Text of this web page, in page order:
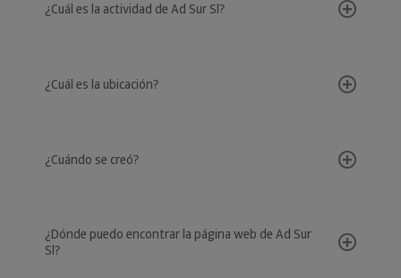
¿Cuál es la actividad de Ad Sur Sl?
¿Cuál es la ubicación?
¿Cuándo se creó?
¿Dónde puedo encontrar la página web de Ad Sur
Sl?